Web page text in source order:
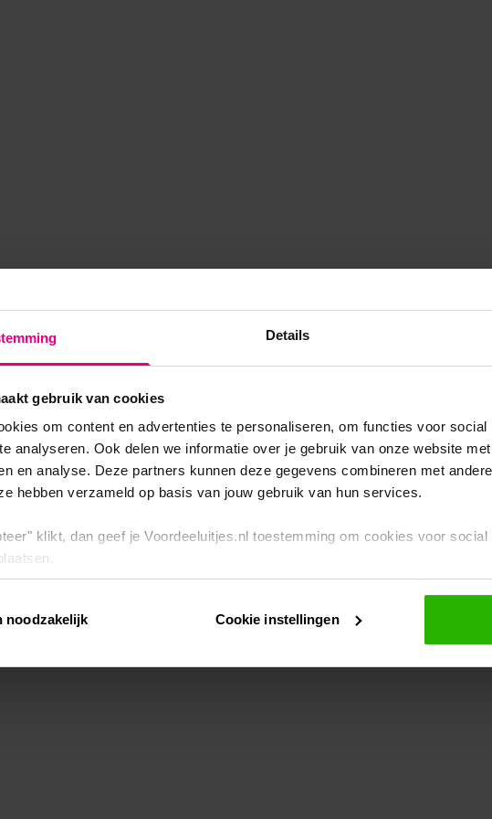
Details
gebruik van cookies
om content en advertenties te personaliseren, om functies voor
analyseren. Ook delen we informatie over je gebruik van onze website
en analyse. Deze partners kunnen deze gegevens combineren met
hebben verzameld op basis van jouw gebruik van hun services.
klikt, dan geef je Voordeeluitjes.nl toestemming om cookies voor
kun je ook zelf instellen welke cookies worden geplaatst. Je kunt je
cookiebeleid.
noodzakelijk Cookie instellingen
side exception has occurred while loadingwww.voordeeluitjes.nl (see the